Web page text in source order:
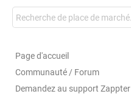
Page d'accueil
Communauté / Forum
Demandez au support Zappter